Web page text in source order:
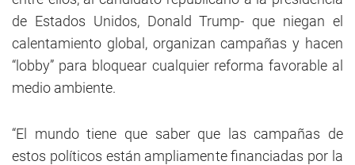
de Estados Unidos, Donald Trump- que niegan el
calentamiento global, organizan campañas y hacen
“lobby” para bloquear cualquier reforma favorable al
medio ambiente.
“El mundo tiene que saber que las campañas de
estos políticos están ampliamente financiadas por la